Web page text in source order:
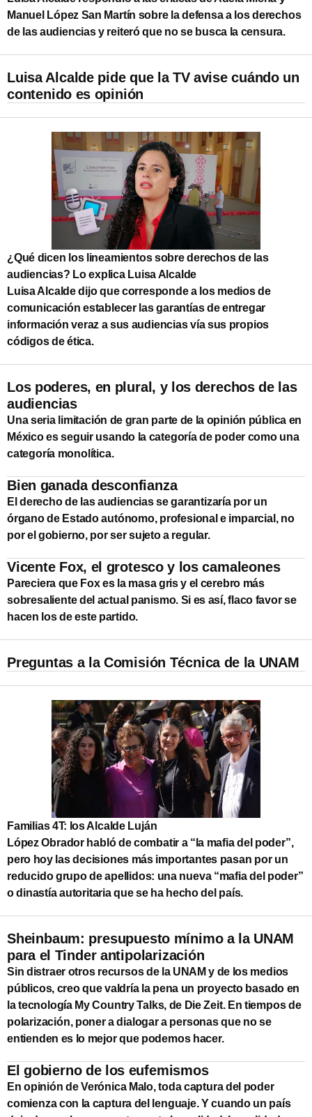
Manuel López San Martín sobre la defensa a los derechos
de las audiencias y reiteró que no se busca la censura.
Luisa Alcalde pide que la TV avise cuándo un
contenido es opinión
¿Qué dicen los lineamientos sobre derechos de las
audiencias? Lo explica Luisa Alcalde
Luisa Alcalde dijo que corresponde a los medios de
comunicación establecer las garantías de entregar
información veraz a sus audiencias vía sus propios
códigos de ética.
Los poderes, en plural, y los derechos de las
audiencias
Una seria limitación de gran parte de la opinión pública en
México es seguir usando la categoría de poder como una
categoría monolítica.
Bien ganada desconfianza
El derecho de las audiencias se garantizaría por un
órgano de Estado autónomo, profesional e imparcial, no
por el gobierno, por ser sujeto a regular.
Vicente Fox, el grotesco y los camaleones
Pareciera que Fox es la masa gris y el cerebro más
sobresaliente del actual panismo. Si es así, flaco favor se
hacen los de este partido.
Preguntas a la Comisión Técnica de la UNAM
Familias 4T: los Alcalde Luján
López Obrador habló de combatir a “la mafia del poder”,
pero hoy las decisiones más importantes pasan por un
reducido grupo de apellidos: una nueva “mafia del poder”
o dinastía autoritaria que se ha hecho del país.
Sheinbaum: presupuesto mínimo a la UNAM
para el Tinder antipolarización
Sin distraer otros recursos de la UNAM y de los medios
públicos, creo que valdría la pena un proyecto basado en
la tecnología My Country Talks, de Die Zeit. En tiempos de
polarización, poner a dialogar a personas que no se
entienden es lo mejor que podemos hacer.
El gobierno de los eufemismos
En opinión de Verónica Malo, toda captura del poder
comienza con la captura del lenguaje. Y cuando un país